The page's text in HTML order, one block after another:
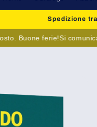
Spedizione
ferie!Si comunica